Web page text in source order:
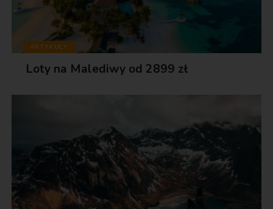
ARTYKUŁY
Loty na Malediwy od 2899 zł